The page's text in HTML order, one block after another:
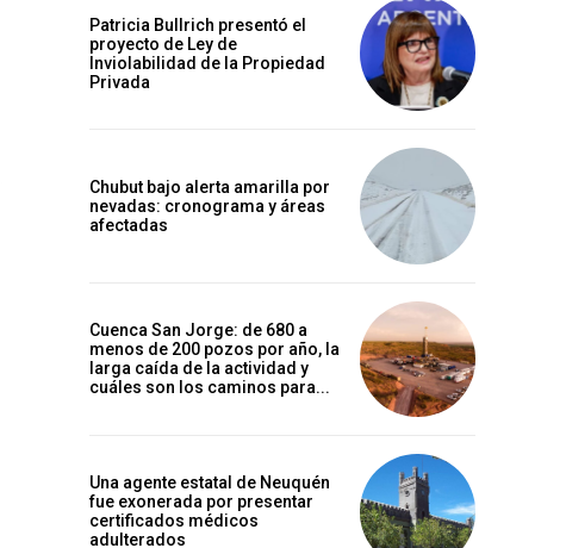
Patricia Bullrich presentó el
proyecto de Ley de
Inviolabilidad de la Propiedad
Privada
Chubut bajo alerta amarilla por
nevadas: cronograma y áreas
afectadas
Cuenca San Jorge: de 680 a
menos de 200 pozos por año, la
larga caída de la actividad y
cuáles son los caminos para...
Una agente estatal de Neuquén
fue exonerada por presentar
certificados médicos
adulterados